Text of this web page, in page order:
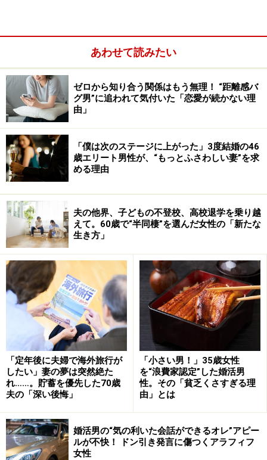
んな自制心が働いた。
「だから完全に私のすべてを彼に明け渡すようなことは
しなかったつもり。それが彼から見たら、どこかミステ
リアスだったんでしょうか、彼のほうの情熱がどんどん
強くなっていきました」
うれしいけれど怖い。楽しいけれど不安。そんな状況だ
ったようだ。
女性の影が……身を退かなければいけない
ところがここ1年ほど、彼女は体調に変化を感じるよう
になった。非常に健康だったのに頭痛やめまいに襲われ
るようになり、感情も不安定になっていく。更年期だと
感じたサトエさんは婦人科にかかった。
「やはりそろそろ更年期ということで、微妙な体調不良
が続きました。そんなとき、彼が私と一緒にいるのにス
マホをいじったり、心ここにあらずという状態だった
り。他に好きな女性ができたんじゃないかと疑いまし
た。そう思うと、彼との関係を壊したくないという気持
ちがものすごく強くなって。自分で思っているよりずっ
と彼を好きになっていたんだと思います」
あわせて読みたい
ゼロから知り合う関係はもう無理！ “距離感バ
グ男”に追われて気付いた「恋愛が続かない理
由」
「僕は次のステージに上がった」3度結婚の46
歳エリート男性が、“もっとふさわしい妻”を求
める理由
夫の他界、子どもの不登校、高校退学を乗り越
えて。60歳で“半同棲”を選んだ女性の「新たな
生き方」
「定年後に夫婦で海外旅行が
したい」妻の夢は突然絶た
れ……。貯蓄を優先した70歳
夫の「深い後悔」
「小さい男！」35歳女性
を“浪費家認定”した婚活男
性。その「貧乏くさすぎる理
由」とは
婚活男の“気の利いた会話ができるオレ”アピー
ルが不快！ ドン引き発言に傷つくアラフィフ
女性